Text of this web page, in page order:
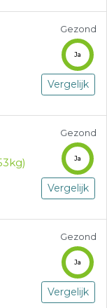
Gezond
Ja
Vergelijk
Gezond
Ja
Vergelijk
Gezond
Ja
Vergelijk